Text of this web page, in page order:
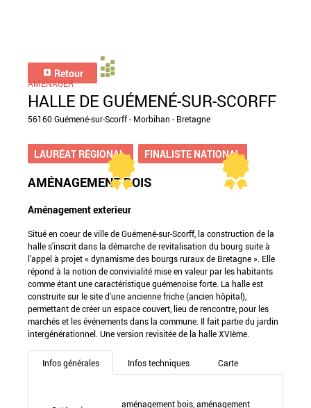
Retour
AMÉNAGER
HALLE DE GUÉMENÉ-SUR-SCORFF
56160 Guémené-sur-Scorff - Morbihan - Bretagne
LAURÉAT RÉGIONAL FINALISTE NATIONAL
AMÉNAGEMENT BOIS
Aménagement exterieur
Situé en coeur de ville de Guémené-sur-Scorff, la construction de la
halle s'inscrit dans la démarche de revitalisation du bourg suite à
l'appel à projet « dynamisme des bourgs ruraux de Bretagne ». Elle
répond à la notion de convivialité mise en valeur par les habitants
comme étant une caractéristique guémenoise forte. La halle est
construite sur le site d'une ancienne friche (ancien hôpital),
permettant de créer un espace couvert, lieu de rencontre, pour les
marchés et les événements dans la commune. Il fait partie du jardin
intergénérationnel. Une version revisitée de la halle XVIème.
Infos générales Infos techniques Carte
aménagement bois, aménagement